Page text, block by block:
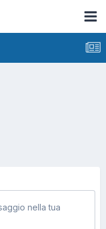
nella tua